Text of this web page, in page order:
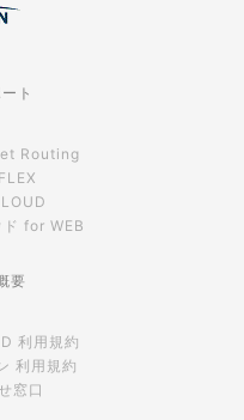
ト
Routing
ド for WEB
要
利用規約
利用規約
窓口